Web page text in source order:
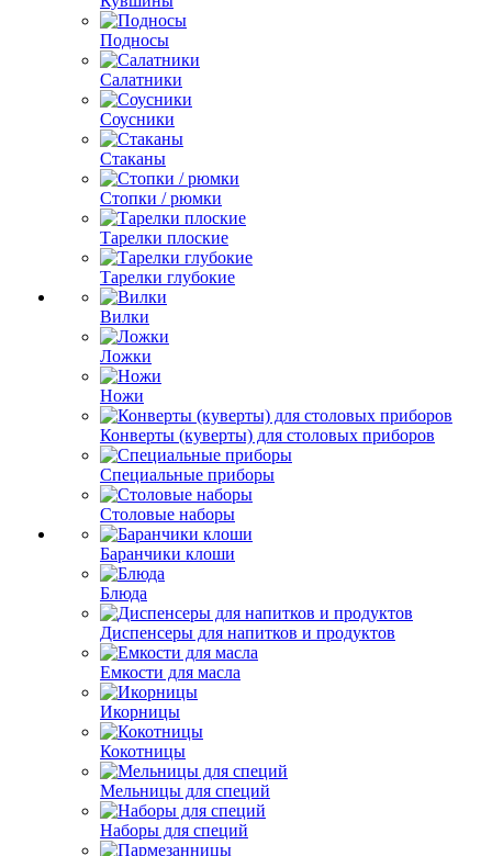
Подносы
Салатники
Соусники
Стаканы
Стопки / рюмки
Тарелки плоские
Тарелки глубокие
Вилки
Ложки
Ножи
Конверты (куверты) для столовых приборов
Специальные приборы
Столовые наборы
Баранчики клоши
Блюда
Диспенсеры для напитков и продуктов
Емкости для масла
Икорницы
Кокотницы
Мельницы для специй
Наборы для специй